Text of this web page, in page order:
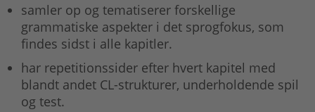
samler op og tematiserer forskellige
grammatiske aspekter i det sprogfokus, som
findes sidst i alle kapitler.
har repetitionssider efter hvert kapitel med
blandt andet CL-strukturer, underholdende spil
og test.